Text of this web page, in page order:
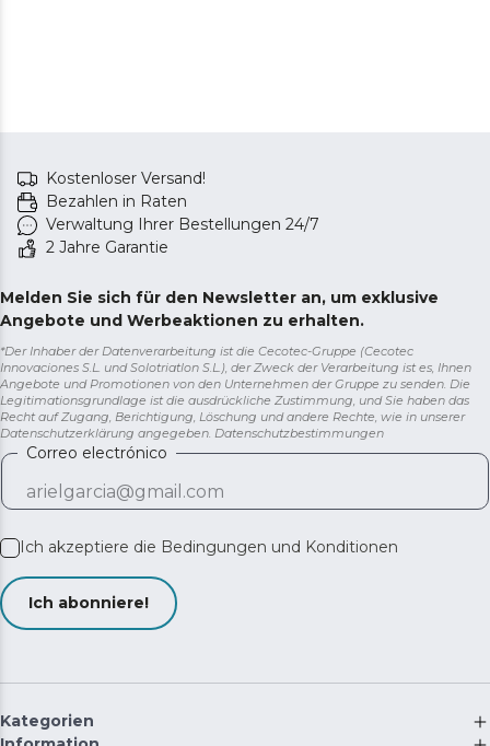
Kostenloser Versand!
Bezahlen in Raten
Verwaltung Ihrer Bestellungen 24/7
2 Jahre Garantie
Melden Sie sich für den Newsletter an, um exklusive
Angebote und Werbeaktionen zu erhalten.
*Der Inhaber der Datenverarbeitung ist die Cecotec-Gruppe (Cecotec
Innovaciones S.L. und Solotriatlon S.L.), der Zweck der Verarbeitung ist es, Ihnen
Angebote und Promotionen von den Unternehmen der Gruppe zu senden. Die
Legitimationsgrundlage ist die ausdrückliche Zustimmung, und Sie haben das
Recht auf Zugang, Berichtigung, Löschung und andere Rechte, wie in unserer
Datenschutzerklärung angegeben. Datenschutzbestimmungen
Correo electrónico
Ich akzeptiere die Bedingungen und Konditionen
Ich abonniere!
Kategorien